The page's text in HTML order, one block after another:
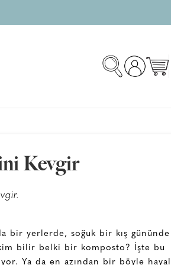
Kevgir
bir yerlerde, soğuk bir kış gününde
bilir belki bir komposto? İşte bu
Ya da en azından bir böyle hayal